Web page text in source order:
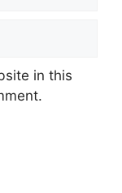
in this